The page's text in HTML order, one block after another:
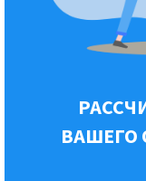
ВАШЕГО